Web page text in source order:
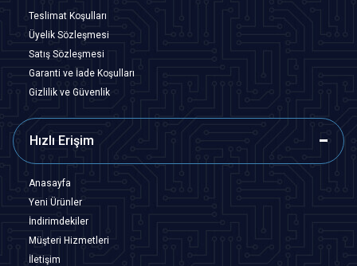
Teslimat Koşulları
Üyelik Sözleşmesi
Satış Sözleşmesi
Garanti ve İade Koşulları
Gizlilik ve Güvenlik
Hızlı Erişim
Anasayfa
Yeni Ürünler
İndirimdekiler
Müşteri Hizmetleri
İletişim